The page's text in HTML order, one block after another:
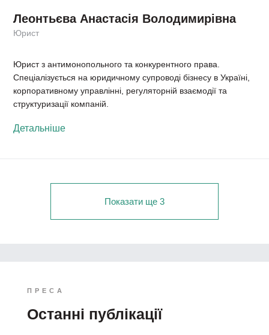
Леонтьєва Анастасія Володимирівна
Юрист
Юрист з антимонопольного та конкурентного права.
Спеціалізується на юридичному супроводі бізнесу в Україні,
корпоративному управлінні, регуляторній взаємодії та
структуризації компаній.
Детальніше
Показати ще 3
ПРЕСА
Останні публікації